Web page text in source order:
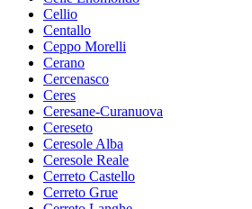
Cellio
Centallo
Ceppo Morelli
Cerano
Cercenasco
Ceres
Ceresane-Curanuova
Cereseto
Ceresole Alba
Ceresole Reale
Cerreto Castello
Cerreto Grue